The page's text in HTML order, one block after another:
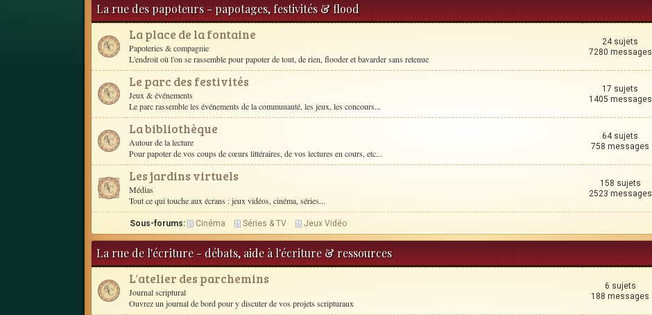
La rue des papoteurs - papotages, festivités & flood
La place de la fontaine
Papoteries & compagnie
L'endroit où l'on se rassemble pour papoter de tout, de rien, flooder et bavarder sans retenue
24 sujets
7280 messages
Le parc des festivités
Jeux & événements
Le parc rassemble les événements de la communauté, les jeux, les concours...
17 sujets
1405 messages
La bibliothèque
Autour de la lecture
Pour papoter de vos coups de cœurs littéraires, de vos lectures en cours, etc...
64 sujets
758 messages
Les jardins virtuels
Médias
Tout ce qui touche aux écrans : jeux vidéos, cinéma, séries...
158 sujets
2523 messages
Sous-forums: Cinéma Séries & TV Jeux Vidéo
La rue de l'écriture - débats, aide à l'écriture & ressources
L'atelier des parchemins
Journal scriptural
Ouvrez un journal de bord pour y discuter de vos projets scripturaux
6 sujets
188 messages